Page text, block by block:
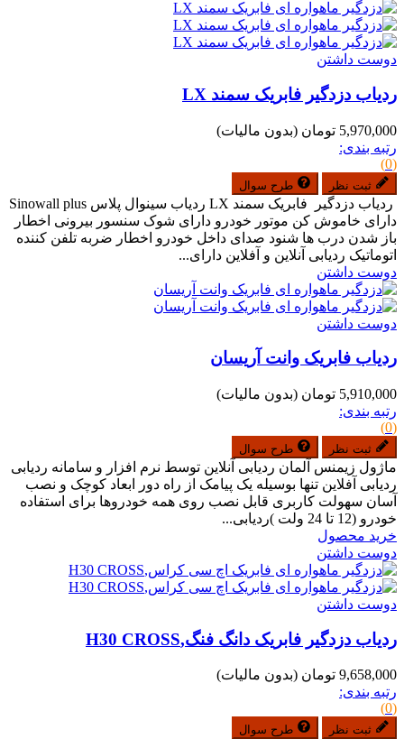
دوست داشتن
ردیاب دزدگیر فابریک سمند LX
5,970,000 تومان
(بدون مالیات)
رتبه بندی:
(0)
ثبت نظر طرح سوال
ردیاب دزدگیر فابریک سمند LX ردیاب سینوال پلاس Sinowall plus
دارای خاموش کن موتور خودرو دارای شوک سنسور بیرونی اخطار
باز شدن درب ها شنود صدای داخل خودرو اخطار ضربه تلفن کننده
اتوماتیک ردیابی آنلاین و آفلاین دارای...
دوست داشتن
دوست داشتن
ردیاب فابریک وانت آریسان
5,910,000 تومان
(بدون مالیات)
رتبه بندی:
(0)
ثبت نظر طرح سوال
ماژول زیمنس آلمان ردیابی آنلاین توسط نرم افزار و سامانه ردیابی
ردیابی آفلاین تنها بوسیله یک پیامک از راه دور ابعاد کوچک و نصب
آسان سهولت کاربری قابل نصب روی همه خودروها برای استفاده
خودرو (12 تا 24 ولت )ردیابی...
خرید محصول
دوست داشتن
دوست داشتن
ردیاب دزدگیر فابریک دانگ فنگ,H30 CROSS
9,658,000 تومان
(بدون مالیات)
رتبه بندی:
(0)
ثبت نظر طرح سوال